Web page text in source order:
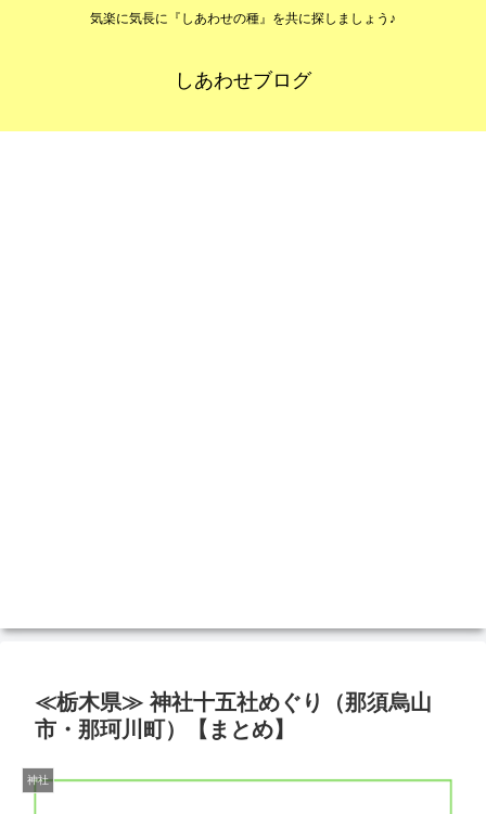
気楽に気長に『しあわせの種』を共に探しましょう♪
しあわせブログ
≪栃木県≫ 神社十五社めぐり（那須烏山
市・那珂川町）【まとめ】
神社